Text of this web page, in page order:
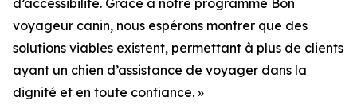
d’accessibilité. Grâce à notre programme Bon
voyageur canin, nous espérons montrer que des
solutions viables existent, permettant à plus de clients
ayant un chien d’assistance de voyager dans la
dignité et en toute confiance. »